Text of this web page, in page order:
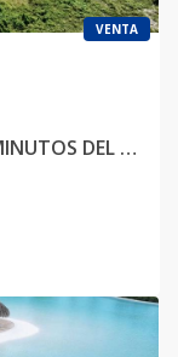
VENTA
TERRENO DE OPORTUNIDAD A 10 MINUTOS DEL DOWNTOWN